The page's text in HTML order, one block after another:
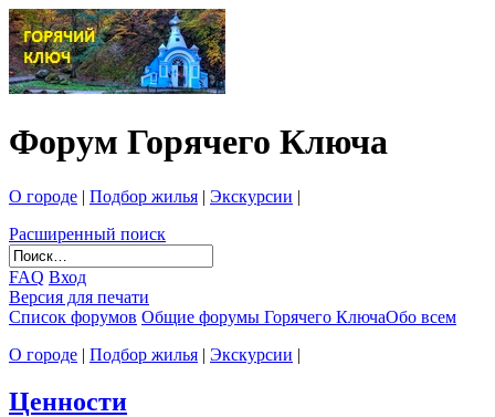
Форум Горячего Ключа
О городе | Подбор жилья | Экскурсии |
Расширенный поиск
FAQ Вход
Версия для печати
Список форумов Общие форумы Горячего КлючаОбо всем
О городе | Подбор жилья | Экскурсии |
Ценности